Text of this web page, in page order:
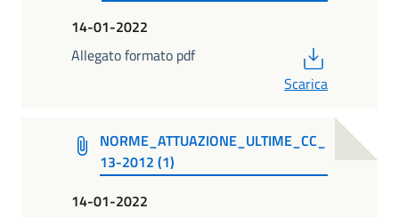
14-01-2022
Allegato formato pdf
Scarica
NORME_ATTUAZIONE_ULTIME_CC_
13-2012 (1)
14-01-2022